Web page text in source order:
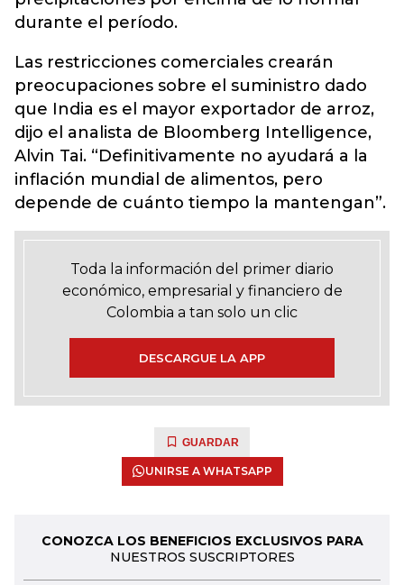
durante el período.
Las restricciones comerciales crearán
preocupaciones sobre el suministro dado
que India es el mayor exportador de arroz,
dijo el analista de Bloomberg Intelligence,
Alvin Tai. “Definitivamente no ayudará a la
inflación mundial de alimentos, pero
depende de cuánto tiempo la mantengan”.
Toda la información del primer diario
económico, empresarial y financiero de
Colombia a tan solo un clic
DESCARGUE LA APP
GUARDAR
UNIRSE A WHATSAPP
CONOZCA LOS BENEFICIOS EXCLUSIVOS PARA
NUESTROS SUSCRIPTORES